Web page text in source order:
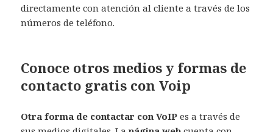
directamente con atención al cliente a través de los
números de teléfono.
Conoce otros medios y formas de
contacto gratis con Voip
Otra forma de contactar con VoIP es a través de